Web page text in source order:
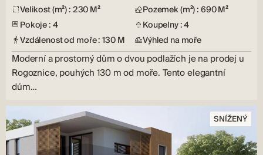
Velikost (m²) : 230 M²
Pozemek (m²) : 690 M²
Pokoje : 4
Koupelny : 4
Vzdálenost od moře : 130 M
Výhled na moře
Moderní a prostorný dům o dvou podlažích je na prodej u
Rogoznice, pouhých 130 m od moře. Tento elegantní
dům…
SNÍŽENÝ